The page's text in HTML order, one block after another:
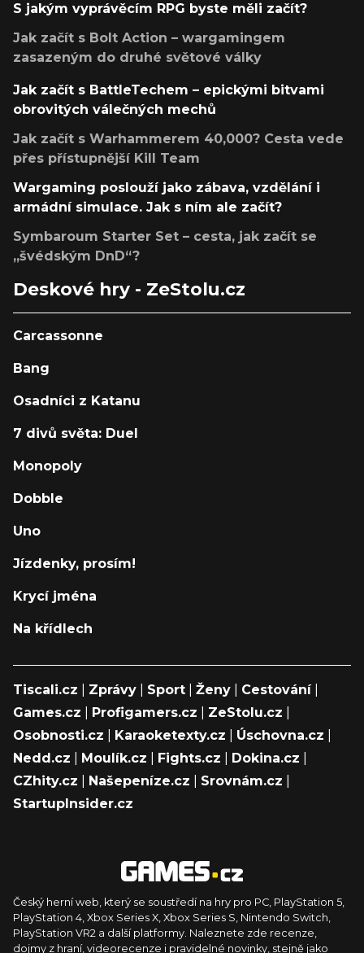
S jakým vyprávěcím RPG byste měli začít?
Jak začít s Bolt Action – wargamingem
zasazeným do druhé světové války
Jak začít s BattleTechem – epickými bitvami
obrovitých válečných mechů
Jak začít s Warhammerem 40,000? Cesta vede
přes přístupnější Kill Team
Wargaming poslouží jako zábava, vzdělání i
armádní simulace. Jak s ním ale začít?
Symbaroum Starter Set – cesta, jak začít se
„švédským DnD“?
Deskové hry - ZeStolu.cz
Carcassonne
Bang
Osadníci z Katanu
7 divů světa: Duel
Monopoly
Dobble
Uno
Jízdenky, prosím!
Krycí jména
Na křídlech
Tiscali.cz Zprávy Sport Ženy Cestování|
Games.cz
Profigamers.cz ZeStolu.cz
Osobnosti.cz
Karaoketexty.cz Úschovna.cz
Nedd.cz
Moulík.cz Fights.cz Dokina.cz
CZhity.cz
Našepeníze.cz Srovnám.cz
StartupInsider.cz
Český herní web, který se soustředí na hry pro PC, PlayStation 5,
PlayStation 4, Xbox Series X, Xbox Series S, Nintendo Switch,
PlayStation VR2 a další platformy. Naleznete zde recenze,
dojmy z hraní, videorecenze i pravidelné novinky, stejně jako